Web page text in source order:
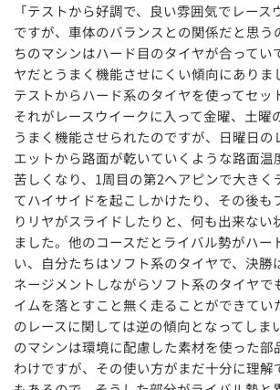
「テストから好調で、良い雰囲気でレー
ですが、車体のバランスとの関係だと思う
ちのマシンはハード目のタイヤが合ってい
ヤだとうまく機能させにくい傾向にありま
テストからハード系のタイヤを使ってセッ
それがレースウイークに入って金曜、土曜
うまく機能させられたのですが、日曜日の
エットから路面が乾いていくような路面温
苦しくなり、1周目の第2ヘアピンで大きく
てハイサイドを起こしかけたり、その後も
りリヤがスライドしたりと、何も出来ない
ました。他のコースだとライバル勢がハー
い、自分たちはソフト系のタイヤで、決勝
ネージメントしながらソフト系のタイヤで
イムを落とすこと無く走ることができてい
のレースに関しては逆の傾向となってしま
のマシンは環境に配慮した素材を使った部
わけですが、その使い方がまだ十分に理解